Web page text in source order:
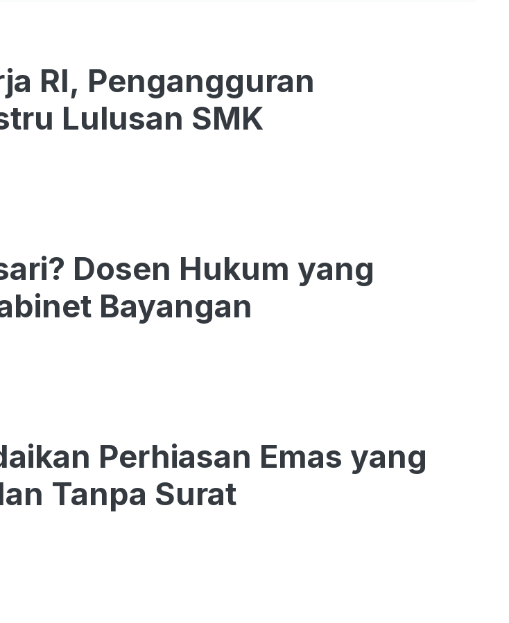
RI, Pengangguran
Lulusan SMK
Dosen Hukum yang
Bayangan
Perhiasan Emas yang
Tanpa Surat